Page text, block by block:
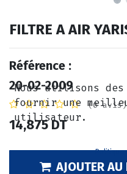
FILTRE A AIR
Référence :
20-02-2009
(0 avis)
14,875DT
AJOUTER AU
Nous utilisons des
fournir une
utilisateur.
Politique